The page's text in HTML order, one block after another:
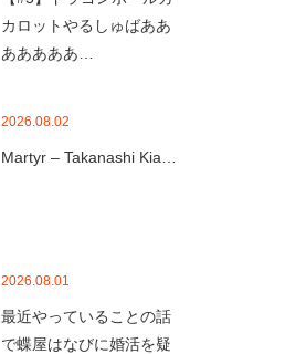
カロットやるしゅばああ
あああああ…
2026.08.02
Martyr – Takanashi Kia…
2026.08.01
最近やっていることの話
で蝶屋はなびに婚活を疑